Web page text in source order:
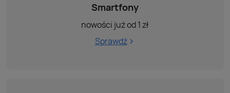
Smartfony
nowości już od 1 zł
Sprawdź